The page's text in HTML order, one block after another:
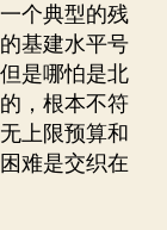
个典型的残
基建水平号
是哪怕是北
，根本不符
上限预算和
难是交织在